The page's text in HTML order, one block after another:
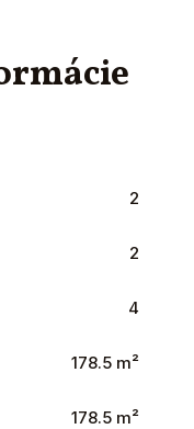
2
2
4
178.5 m²
178.5 m²